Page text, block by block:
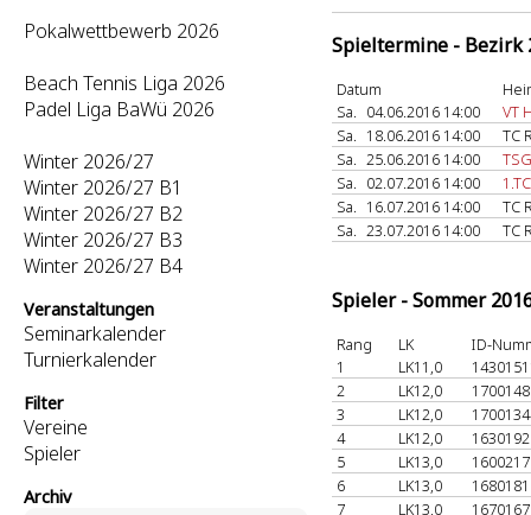
Pokalwettbewerb 2026
Beach Tennis Liga 2026
Padel Liga BaWü 2026
Winter 2026/27
Winter 2026/27 B1
Winter 2026/27 B2
Winter 2026/27 B3
Winter 2026/27 B4
Veranstaltungen
Seminarkalender
Turnierkalender
Filter
Vereine
Spieler
Archiv
Spieltermine - Bezirk
Datum
Sa. 04.06.2016 14:00
VT
Sa. 18.06.2016 14:00
TC
Sa. 25.06.2016 14:00
Sa. 02.07.2016 14:00
Sa. 16.07.2016 14:00
TC
Sa. 23.07.2016 14:00 TC
Spieler - Sommer
Rang LK
ID-
1
LK11,0
2
LK12,0
3
LK12,0
4
LK12,0
5
LK13,0
6
LK13,0
7
LK13,0